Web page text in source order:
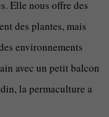
Elle nous offre des
des plantes, mais
environnements
avec un petit balcon
la permaculture a